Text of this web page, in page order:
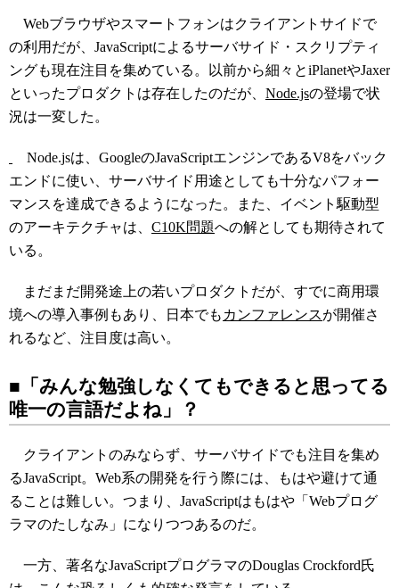
Webブラウザやスマートフォンはクライアントサイドで
の利用だが、JavaScriptによるサーバサイド・スクリプティ
ングも現在注目を集めている。以前から細々とiPlanetやJaxer
といったプロダクトは存在したのだが、 Node.jsの登場で状
況は一変した。
Node.jsは、GoogleのJavaScriptエンジンであるV8をバック
エンドに使い、サーバサイド用途としても十分なパフォー
マンスを達成できるようになった。また、イベント駆動型
のアーキテクチャは、 C10K問題への解としても期待されて
いる。
まだまだ開発途上の若いプロダクトだが、すでに商用環
境への導入事例もあり、日本でも カンファレンスが開催さ
れるなど、注目度は高い。
■「みんな勉強しなくてもできると思ってる
唯一の言語だよね」？
クライアントのみならず、サーバサイドでも注目を集め
るJavaScript。Web系の開発を行う際には、もはや避けて通
ることは難しい。つまり、JavaScriptはもはや「Webプログ
ラマのたしなみ」になりつつあるのだ。
一方、著名なJavaScriptプログラマのDouglas Crockford氏